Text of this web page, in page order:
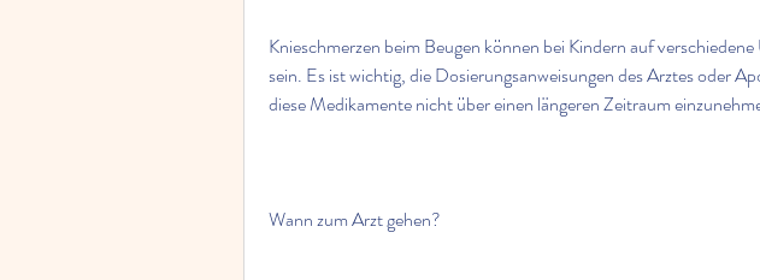
Knieschmerzen beim Beugen können bei Kindern auf
sein. Es ist wichtig, die Dosierungsanweisungen des Arztes oder
diese Medikamente nicht über einen längeren Zeitraum
Wann zum Arzt gehen?